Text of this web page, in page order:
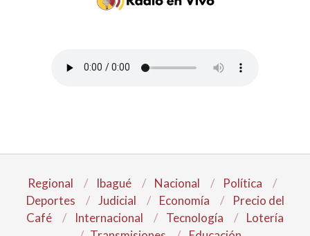
Regional Ibagué Nacional
Política
Deportes
Judicial Economía
Precio del
Café
Internacional Tecnología
Lotería